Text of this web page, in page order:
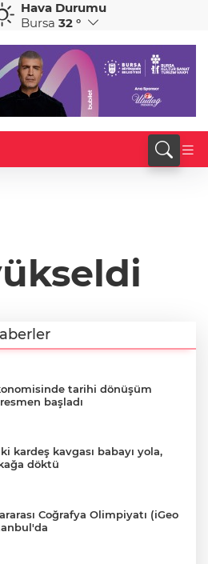
CHF
59,0083
Hava Durumu
Bursa 32 °
tarihi dönüşüm
başladı
kardeş kavgası babayı yola,
döktü
Coğrafya Olimpiyatı (iGeo